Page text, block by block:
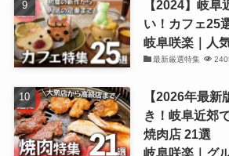
【2024】岐阜
い！カフェ25
岐阜咲楽｜人
最新厳選特集
【2026年最
き！岐阜近郊
焼肉店 21選
岐阜咲楽｜グ